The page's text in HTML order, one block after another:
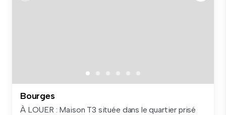
Bourges
À LOUER : Maison T3 située dans le quartier prisé